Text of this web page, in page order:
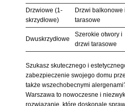
Drzwiowe (1-
skrzydłowe)
Drzwi balkonowe i
tarasowe
Dwuskrzydłowe
Szerokie otwory i
drzwi tarasowe
Szukasz skutecznego i
zabezpieczenie swojego domu
także wszechobecnymi
Warszawa to nowoczesne i
rozwiązanie, które doskonale